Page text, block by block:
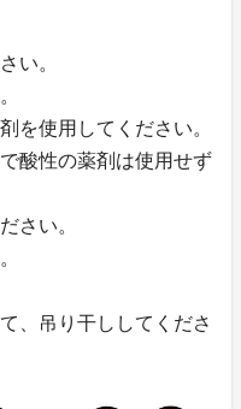
い。
を使用してください。
酸性の薬剤は使用せず
さい。
、吊り干ししてくださ